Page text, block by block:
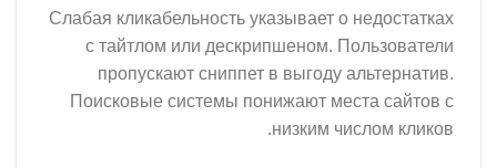
Слабая кликабельность указывает о недостатках
с тайтлом или дескрипшеном. Пользователи
пропускают сниппет в выгоду альтернатив.
Поисковые системы понижают места сайтов с
низким числом кликов.